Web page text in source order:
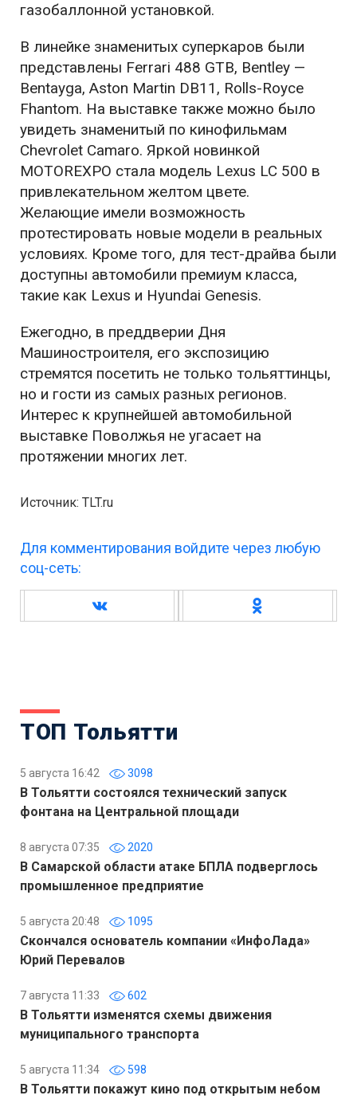
газобаллонной установкой.
В линейке знаменитых суперкаров были
представлены Ferrari 488 GTB, Bentley —
Bentayga, Aston Martin DB11, Rolls-Royce
Fhantom. На выставке также можно было
увидеть знаменитый по кинофильмам
Chevrolet Camaro. Яркой новинкой
MOTOREXPO стала модель Lexus LC 500 в
привлекательном желтом цвете.
Желающие имели возможность
протестировать новые модели в реальных
условиях. Кроме того, для тест-драйва были
доступны автомобили премиум класса,
такие как Lexus и Hyundai Genesis.
Ежегодно, в преддверии Дня
Машиностроителя, его экспозицию
стремятся посетить не только тольяттинцы,
но и гости из самых разных регионов.
Интерес к крупнейшей автомобильной
выставке Поволжья не угасает на
протяжении многих лет.
Источник: TLT.ru
Для комментирования войдите через любую
соц-сеть:
ТОП Тольятти
5 августа 16:42 3098
В Тольятти состоялся технический запуск
фонтана на Центральной площади
8 августа 07:35 2020
В Самарской области атаке БПЛА подверглось
промышленное предприятие
5 августа 20:48 1095
Скончался основатель компании «ИнфоЛада»
Юрий Перевалов
7 августа 11:33 602
В Тольятти изменятся схемы движения
муниципального транспорта
5 августа 11:34 598
В Тольятти покажут кино под открытым небом